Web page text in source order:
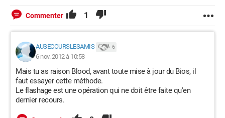
Commenter 1
AUSECOURSLESAMIS 6
6 nov. 2012 à 10:58
Mais tu as raison Blood, avant toute mise à jour du Bios, il
faut essayer cette méthode.
Le flashage est une opération qui ne doit être faite qu'en
dernier recours.